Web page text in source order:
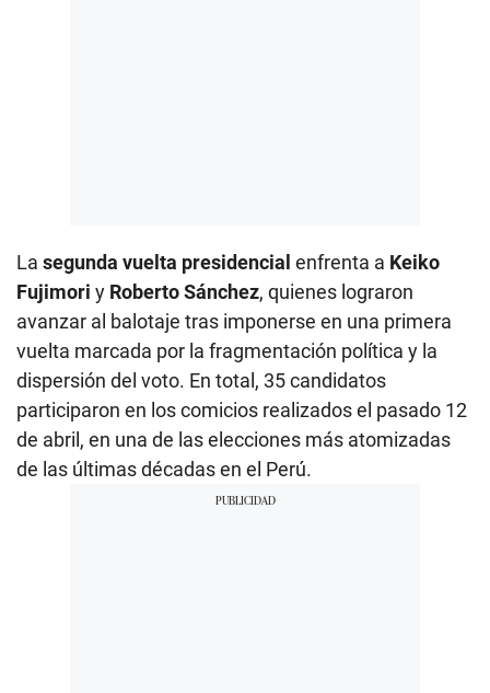
La segunda vuelta presidencial enfrenta a Keiko
Fujimori y Roberto Sánchez, quienes lograron
avanzar al balotaje tras imponerse en una primera
vuelta marcada por la fragmentación política y la
dispersión del voto. En total, 35 candidatos
participaron en los comicios realizados el pasado 12
de abril, en una de las elecciones más atomizadas
de las últimas décadas en el Perú.